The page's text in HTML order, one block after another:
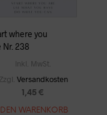
where you
Nr. 238
Inkl. MwSt.
Zzgl. Versandkosten
1,45 €
DEN WARENKORB